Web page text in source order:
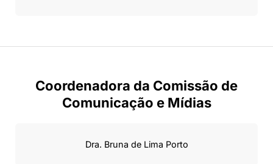
Coordenadora da Comissão de
Comunicação e Mídias
Dra. Bruna de Lima Porto